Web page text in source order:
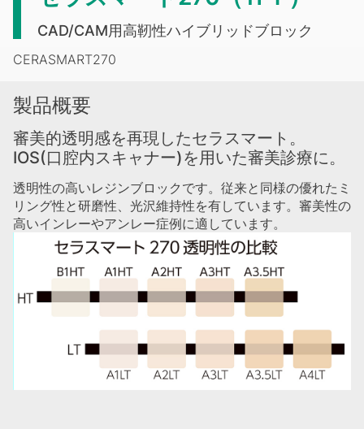
CAD/CAM用高靭性ハイブリッドブロック
CERASMART270
製品概要
審美的透明感を再現したセラスマート。
IOS(口腔内スキャナー)を用いた審美診療に。
透明性の高いレジンブロックです。従来と同様の優れたミ
リング性と研磨性、光沢維持性を有しています。審美性の
高いインレーやアンレー症例に適しています。